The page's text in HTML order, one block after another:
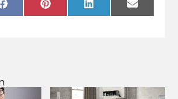
FacebookPinterestLinkedInEmail